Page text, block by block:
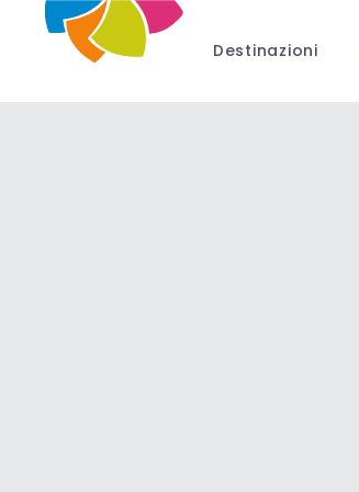
Destinazioni